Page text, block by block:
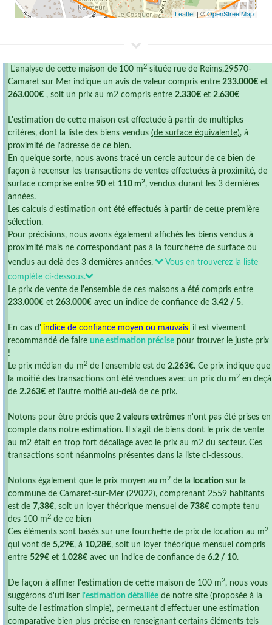
Leaflet | ©OpenStreetMap
L'analyse de cette maison de 100 m 2 située rue de Reims,29570-
Camaret sur Mer indique un avis de valeur compris entre 233.000€ et
263.000€ , soit un prix au m2 compris entre 2.330€ et 2.630€
L'estimation de cette maison est effectuée à partir de multiples
critères, dont la liste des biens vendus (de surface équivalente), à
proximité de l'adresse de ce bien.
En quelque sorte, nous avons tracé un cercle autour de ce bien de
façon à recenser les transactions de ventes effectuées à proximité, de
surface comprise entre 90 et 110 m2, vendus durant les 3 dernières
années.
Les calculs d'estimation ont été effectués à partir de cette première
sélection.
Pour précisions, nous avons également affichés les biens vendus à
proximité mais ne correspondant pas à la fourchette de surface ou
vendus au delà des 3 dernières années.
Vous en trouverez la liste
complète ci-dessous.
Le prix de vente de l'ensemble de ces maisons a été compris entre
233.000€ et 263.000€ avec un indice de confiance de 3.42 / 5.
En cas d' indice de confiance moyen ou mauvais il est vivement
recommandé de faire une estimation précise pour trouver le juste prix
!
Le prix médian du m 2 de l'ensemble est de 2.263€. Ce prix indique que
la moitié des transactions ont été vendues avec un prix du m 2 en deçà
de 2.263€ et l'autre moitié au-delà de ce prix.
Notons pour être précis que 2 valeurs extrêmes n'ont pas été prises en
compte dans notre estimation. Il s'agit de biens dont le prix de vente
au m2 était en trop fort décallage avec le prix au m2 du secteur. Ces
transactions sont néanmoins présentes dans la liste ci-dessous.
Notons également que le prix moyen au m 2 de la location sur la
commune de Camaret-sur-Mer (29022), comprenant 2559 habitants
est de 7,38€, soit un loyer théorique mensuel de 738€ compte tenu
des 100 m 2 de ce bien
Ces éléments sont basés sur une fourchette de prix de location au m 2
qui vont de 5,29€, à 10,28€, soit un loyer théorique mensuel compris
entre 529€ et 1.028€ avec un indice de confiance de 6.2 / 10.
De façon à affiner l'estimation de cette maison de 100 m 2, nous vous
suggérons d'utiliser l'estimation détaillée de notre site (proposée à la
suite de l'estimation simple), permettant d'effectuer une estimation
comparative bien plus précise en renseignant certains éléments tels